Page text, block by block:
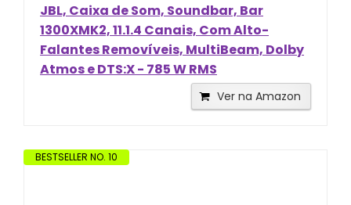
JBL, Caixa de Som, Soundbar, Bar
1300XMK2, 11.1.4 Canais, Com Alto-
Falantes Removíveis, MultiBeam, Dolby
Atmos e DTS:X - 785 W RMS
Ver na Amazon
BESTSELLER NO. 10